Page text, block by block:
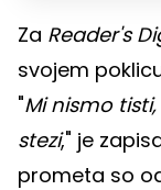
Za Reader's
svojem
"Mi nismo
stezi," je
prometa so